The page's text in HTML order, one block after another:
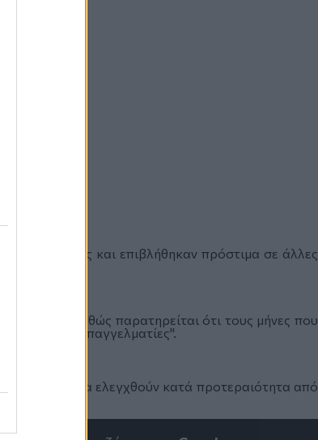
και επιβλήθηκαν πρόστιμα σε άλλες
καθώς παρατηρείται ότι τους μήνες που
από "επαγγελματίες".
αυτές θα ελεγχθούν κατά προτεραιότητα από